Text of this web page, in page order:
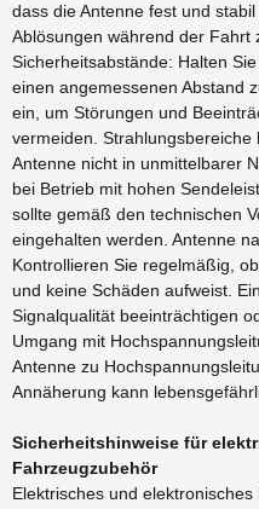
dass die Antenne fest und
Ablösungen während der Fahrt
Sicherheitsabstände: Halten
einen angemessenen Abstand
ein, um Störungen und
vermeiden.
Antenne nicht in unmittelbarer
bei Betrieb mit hohen
sollte gemäß den technischen
eingehalten werden. Antenne
Kontrollieren Sie regelmäßig,
und keine Schäden aufweist.
Signalqualität beeinträchtigen
Umgang mit
Antenne zu
Annäherung kann
Sicherheitshinweise für
Fahrzeugzubehör
Elektrisches und